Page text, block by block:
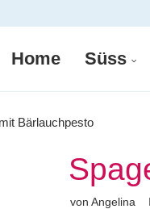
Home Süss
Bärlauchpesto
von Angelina